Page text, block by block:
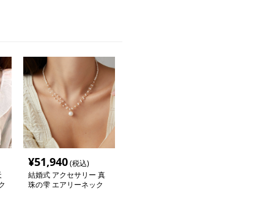
¥51,940(税込)
結婚式 アクセサリー 真
珠の雫 エアリーネック